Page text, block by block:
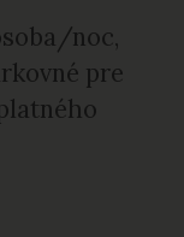
noc,
pre